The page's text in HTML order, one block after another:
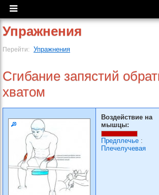
Упражнения
Перейти: Упражнения
Сгибание запястий
хватом
Воздействие на
мышцы:
Предплечье :
Плечелучевая